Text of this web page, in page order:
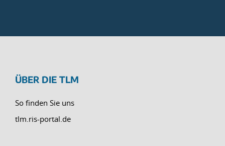
ÜBER DIE TLM
So finden Sie uns
tlm.ris-portal.de